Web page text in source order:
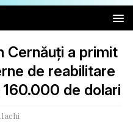
Cernăuți a primit
de reabilitare
de dolari